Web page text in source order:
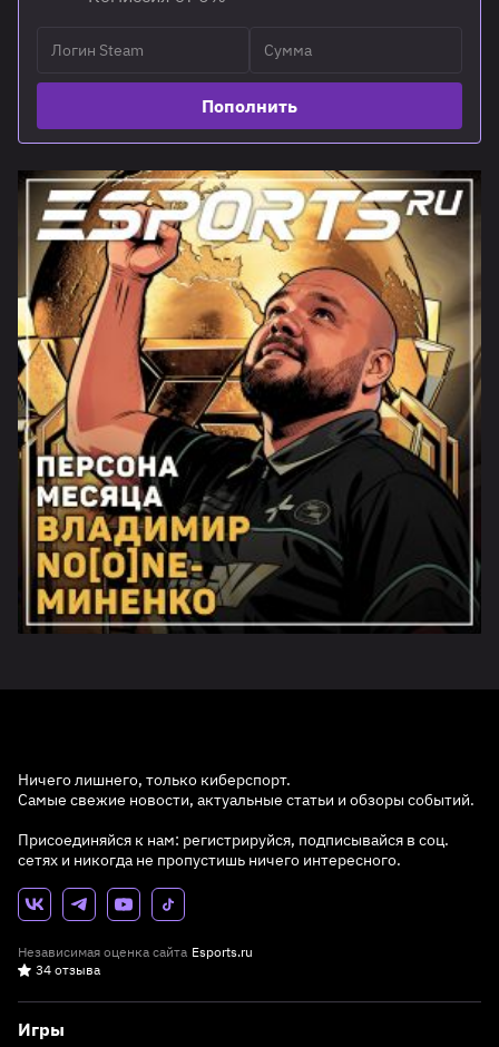
Пополнить
Ничего лишнего, только киберспорт.
Самые свежие новости, актуальные статьи и обзоры событий.
Присоединяйся к нам: регистрируйся, подписывайся в соц.
сетях и никогда не пропустишь ничего интересного.
Независимая оценка сайта Esports.ru
34 отзыва
Игры